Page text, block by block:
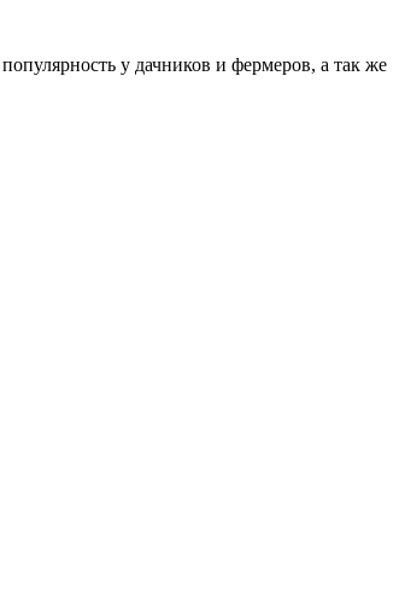
у дачников и фермеров, а так же